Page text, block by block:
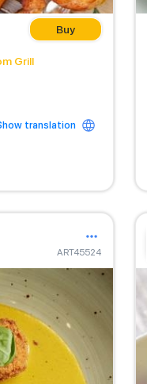
Buy
Grill
translation
ART45524